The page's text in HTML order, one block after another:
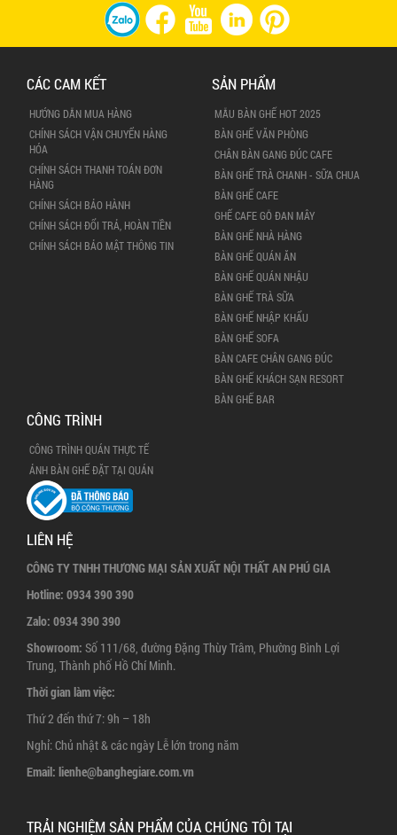
CÁC CAM KẾT
HƯỚNG DẪN MUA HÀNG
CHÍNH SÁCH VẬN CHUYỂN HÀNG
HÓA
CHÍNH SÁCH THANH TOÁN ĐƠN
HÀNG
CHÍNH SÁCH BẢO HÀNH
CHÍNH SÁCH ĐỔI TRẢ, HOÀN TIỀN
CHÍNH SÁCH BẢO MẬT THÔNG TIN
SẢN PHẨM
MẪU BÀN GHẾ HOT 2025
BÀN GHẾ VĂN PHÒNG
CHÂN BÀN GANG ĐÚC CAFE
BÀN GHẾ TRÀ CHANH - SỮA CHUA
BÀN GHẾ CAFE
GHẾ CAFE GỖ ĐAN MÂY
BÀN GHẾ NHÀ HÀNG
BÀN GHẾ QUÁN ĂN
BÀN GHẾ QUÁN NHẬU
BÀN GHẾ TRÀ SỮA
BÀN GHẾ NHẬP KHẨU
BÀN GHẾ SOFA
BÀN CAFE CHÂN GANG ĐÚC
BÀN GHẾ KHÁCH SẠN RESORT
BÀN GHẾ BAR
CÔNG TRÌNH
CÔNG TRÌNH QUÁN THỰC TẾ
ẢNH BÀN GHẾ ĐẶT TẠI QUÁN
LIÊN HỆ
CÔNG TY TNHH THƯƠNG MẠI SẢN XUẤT NỘI THẤT AN PHÚ GIA
Hotline: 0934 390 390
Zalo: 0934 390 390
Showroom: Số 111/68, đường Đặng Thùy Trâm, Phường Bình Lợi
Trung, Thành phố Hồ Chí Minh.
Thời gian làm việc:
Thứ 2 đến thứ 7: 9h – 18h
Nghỉ: Chủ nhật & các ngày Lễ lớn trong năm
Email: lienhe@banghegiare.com.vn
TRẢI NGHIỆM SẢN PHẨM CỦA CHÚNG TÔI TẠI